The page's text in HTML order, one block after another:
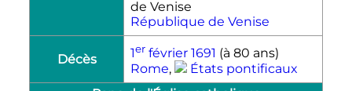
République de Venise
Décès 1er février 1691 (à 80 ans)
Rome,
États pontificaux